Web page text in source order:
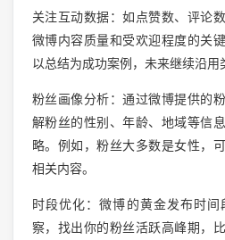
关注互动数据：如点赞数、评论
微博内容质量和受欢迎程度的关
以总结为成功案例，未来继续沿用
粉丝画像分析：通过微博提供的
解粉丝的性别、年龄、地域等信
略。例如，粉丝大多数是女性，
相关内容。
时段优化：微博的黄金发布时
察，找出你的粉丝活跃高峰期，